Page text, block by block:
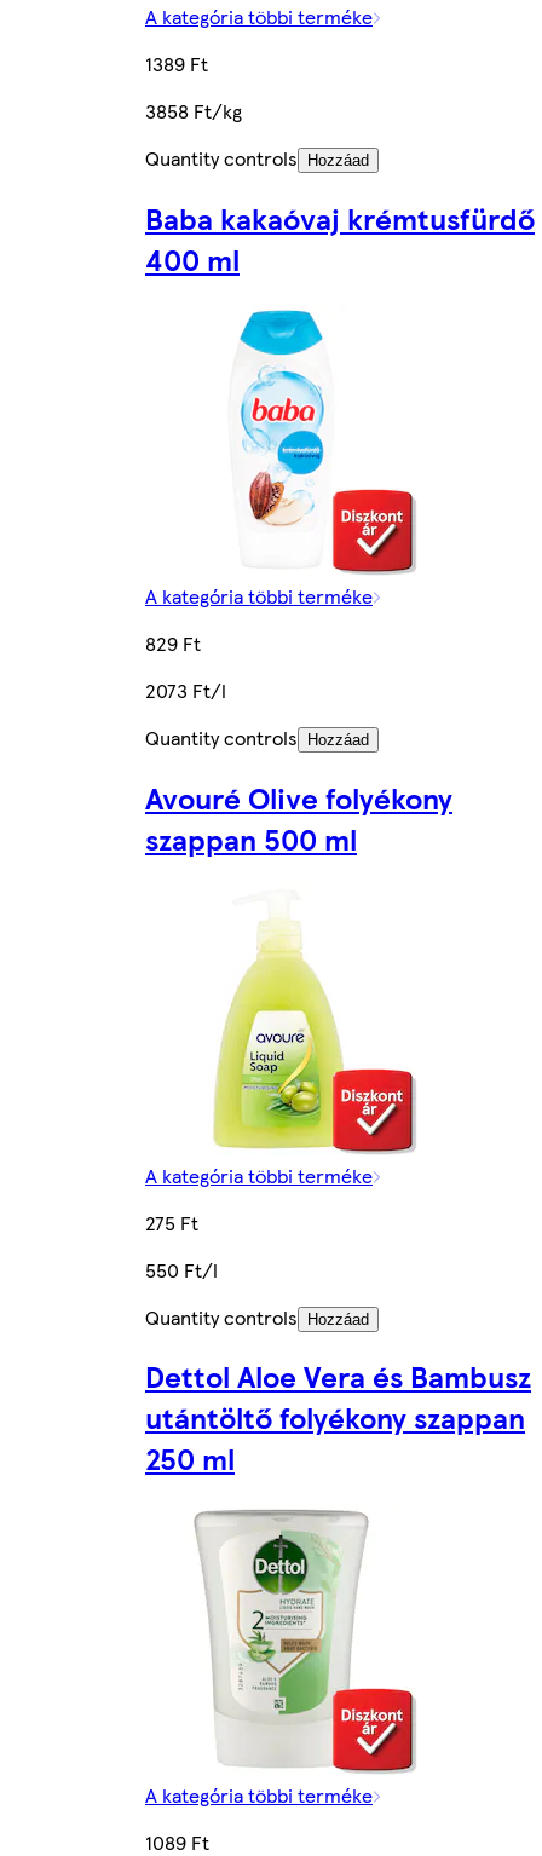
A kategória többi terméke
1389 Ft
3858 Ft/kg
Quantity controls
Hozzáad
Baba kakaóvaj krémtusfürdő
400 ml
A kategória többi terméke
829 Ft
2073 Ft/l
Quantity controls
Hozzáad
Avouré Olive folyékony
szappan 500 ml
A kategória többi terméke
275 Ft
550 Ft/l
Quantity controls
Hozzáad
Dettol Aloe Vera és Bambusz
utántöltő folyékony szappan
250 ml
A kategória többi terméke
1089 Ft